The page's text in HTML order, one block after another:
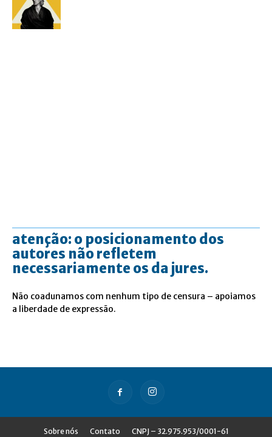
atenção: o posicionamento dos
autores não refletem
necessariamente os da jures.
Não coadunamos com nenhum tipo de censura – apoiamos
a liberdade de expressão.
Sobre nós Contato CNPJ – 32.975.953/0001-61